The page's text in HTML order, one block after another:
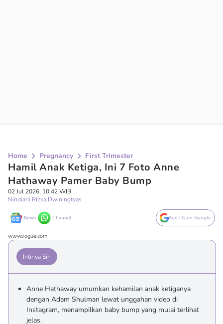
Home Pregnancy First Trimester
Hamil Anak Ketiga, Ini 7 Foto Anne
Hathaway Pamer Baby Bump
02 Jul 2026, 10:42 WIB
Nindiani Rizka Dwiningtyas
News Channel Add Us on Google
www.vogue.com
Intinya Sih
Anne Hathaway umumkan kehamilan anak ketiganya
dengan Adam Shulman lewat unggahan video di
Instagram, menampilkan baby bump yang mulai terlihat
jelas.